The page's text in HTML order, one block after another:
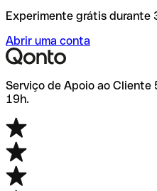
Experimente grátis durante
Abrir uma conta
Serviço de Apoio ao Cliente
19h.